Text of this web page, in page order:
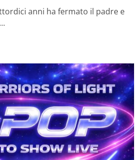
anni ha fermato il padre e